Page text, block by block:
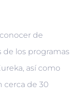
de
los programas
así como
cerca de 30